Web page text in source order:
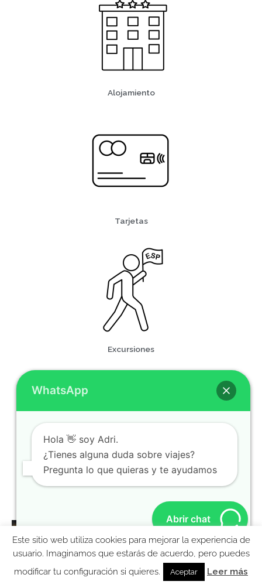
Alojamiento
Tarjetas
Excursiones
Tarjeta SIM
Ebook gratis para preparar tu viaje a Nueva York
Este sitio web utiliza cookies para mejorar la experiencia de
usuario. Imaginamos que estarás de acuerdo, pero puedes
modificar tu configuración si quieres.
Aceptar Leer más
WhatsApp
Hola 👋 soy Adri.
¿Tienes alguna duda sobre viajes?
Pregunta lo que quieras y te ayudamos
Abrir chat
MolaViajar